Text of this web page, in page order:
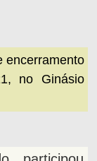
encerramento
no Ginásio